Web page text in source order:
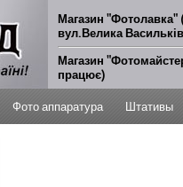
Магазин "Фотолавка"
вул.Велика
Магазин
працює)
Фото аппаратура Штативы